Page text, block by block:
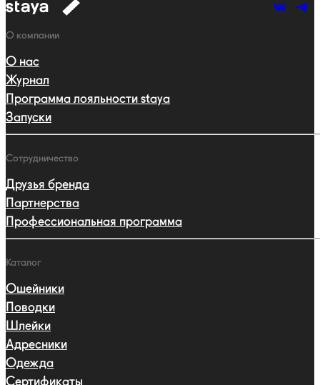
к
Навигация
О компании
О нас
Журнал
Программа лояльности staya
Запуски
Сотрудничество
Друзья бренда
Партнерства
Профессиональная программа
Каталог
Ошейники
Поводки
Шлейки
Адресники
Одежда
Сертификаты